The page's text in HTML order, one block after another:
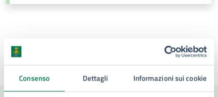
Consenso Dettagli Informazioni sui cookie